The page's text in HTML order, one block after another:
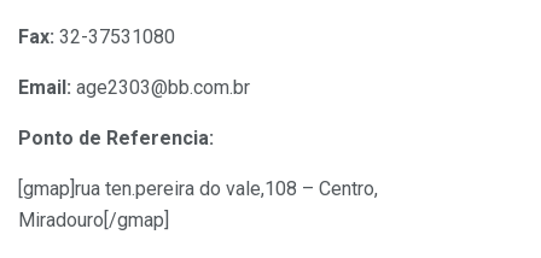
Fax: 32-37531080
Email: age2303@bb.com.br
Ponto de Referencia:
[gmap]rua ten.pereira do vale,108 – Centro,
Miradouro[/gmap]